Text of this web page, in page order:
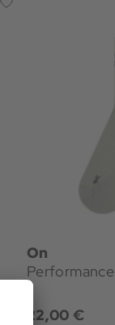
On
22,00 €